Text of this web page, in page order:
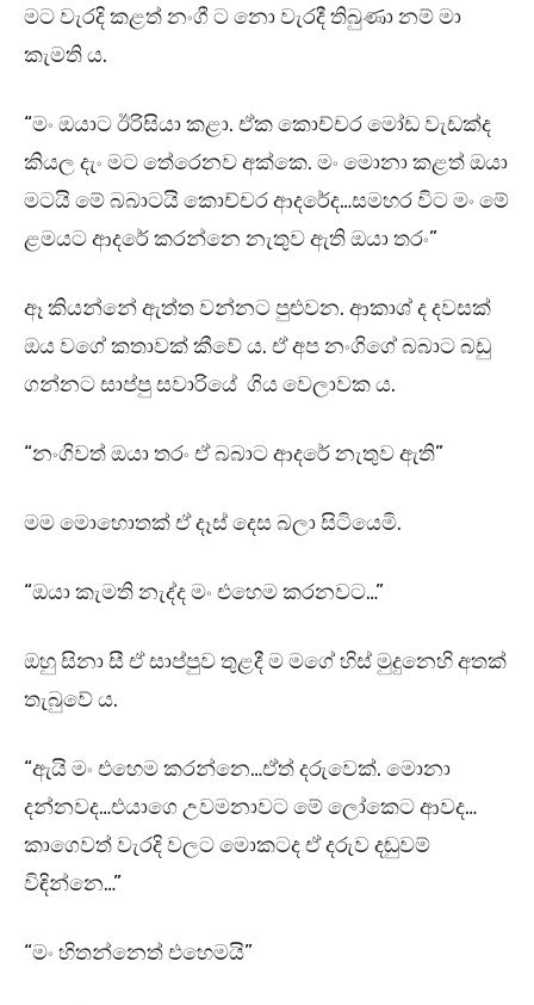
මට වැරදි කළත් නංගී ට නො වැරදී තිබුණා නම් මා
කැමති ය.
“මං ඔයාට ඊරිසියා කළා. ඒක කොච්චර මෝඩ වැඩක්ද
කියල දැං මට තේරෙනව අක්කෙ. මං මොනා කළත් ඔයා
මටයි මේ බබාටයි කොච්චර ආදරේද…සමහර විට මං මේ
ළමයට ආදරේ කරන්නෙ නැතුව ඇති ඔයා තරං”
ඈ කියන්නේ ඇත්ත වන්නට පුළුවන. ආකාශ් ද දවසක්
ඔය වගේ කතාවක් කීවේ ය. ඒ අප නංගිගේ බබාට බඩු
ගන්නට සාප්පු සවාරියේ ගිය වෙලාවක ය.
“නංගිවත් ඔයා තරං ඒ බබාට ආදරේ නැතුව ඇති”
මම මොහොතක් ඒ දෑස් දෙස බලා සිටියෙමි.
“ඔයා කැමති නැද්ද මං එහෙම කරනවට…”
ඔහු සිනා සී ඒ සාප්පුව තුළදී ම මගේ හිස් මුදුනෙහි අතක්
තැබුවේ ය.
“ඇයි මං එහෙම කරන්නෙ…ඒත් දරුවෙක්. මොනා
දන්නවද…එයාගෙ උවමනාවට මේ ලෝකෙට ආවද…
කාගෙවත් වැරදි වලට මොකටද ඒ දරුව දඬුවම්
විඳින්නෙ…”
“මං හිතන්නෙත් එහෙමයි”